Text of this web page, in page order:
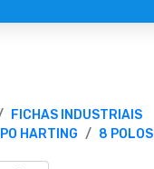
FICHAS INDUSTRIAIS
HARTING
8 POLOS